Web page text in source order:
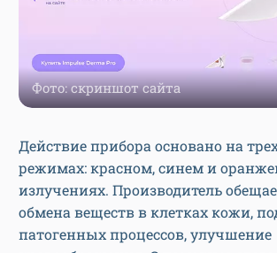
Фото: скриншот сайта
Действие прибора основано на
режимах: красном, синем и
излучениях. Производитель
обмена веществ в клетках кожи,
патогенных процессов, улучшение